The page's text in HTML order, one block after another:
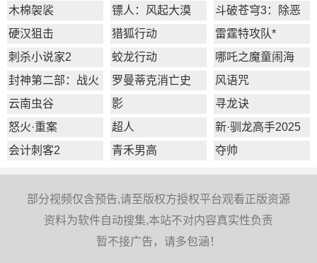
算
木棉袈裟
镖人：风起大漠
斗破苍穹3：除恶
硬汉狙击
猎狐行动
雷霆特攻队*
刺杀小说家2
蛟龙行动
哪吒之魔童闹海
封神第二部：战火
西岐
罗曼蒂克消亡史
风语咒
云南虫谷
影
寻龙诀
怒火·重案
超人
新·驯龙高手2025
会计刺客2
青禾男高 夺帅
部分视频仅含预告,请至版权方授权平台观看正版资源
资料为软件自动搜集,本站不对内容真实性负责
暂不接广告，请多包涵！